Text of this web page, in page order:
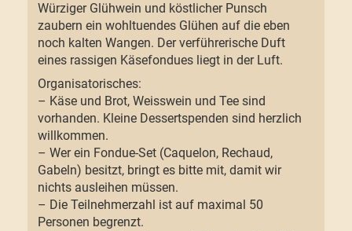
Würziger Glühwein und köstlicher Punsch
zaubern ein wohltuendes Glühen auf die eben
noch kalten Wangen. Der verführerische Duft
eines rassigen Käsefondues liegt in der Luft.
Organisatorisches:
– Käse und Brot, Weisswein und Tee sind
vorhanden. Kleine Dessertspenden sind herzlich
willkommen.
– Wer ein Fondue-Set (Caquelon, Rechaud,
Gabeln) besitzt, bringt es bitte mit, damit wir
nichts ausleihen müssen.
– Die Teilnehmerzahl ist auf maximal 50
Personen begrenzt.